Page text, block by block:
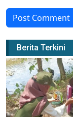
Post Comment
Berita Terkini